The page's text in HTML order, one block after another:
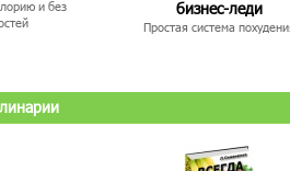
и без
бизнес-леди
Простая система